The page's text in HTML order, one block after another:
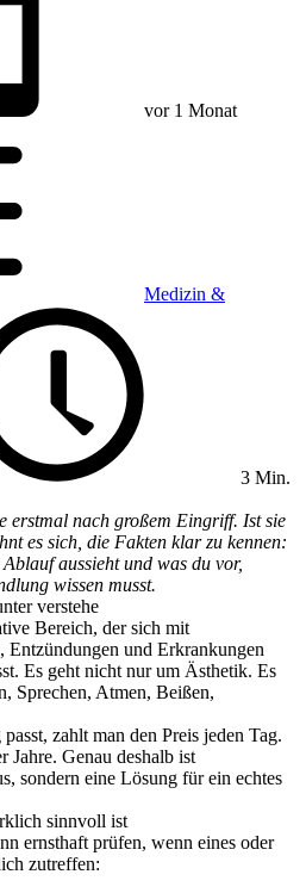
vor 1 Monat
Medizin &
3 Min.
erstmal nach großem Eingriff. Ist sie
es sich, die Fakten klar zu kennen:
aussieht und was du vor,
wissen musst.
verstehe
Bereich, der sich mit
Entzündungen und Erkrankungen
Es geht nicht nur um Ästhetik. Es
Sprechen, Atmen, Beißen,
zahlt man den Preis jeden Tag.
Genau deshalb ist
sondern eine Lösung für ein echtes
sinnvoll ist
ernsthaft prüfen, wenn eines oder
zutreffen: